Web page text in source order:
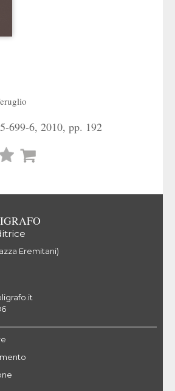
699-6, 2010, pp. 192
Eremitani)